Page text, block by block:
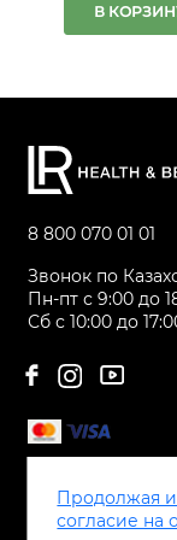
В
Продолжая
согласие на
8 800 070 01 01
Звонок по
Пн-пт с 9:00 до
Сб с 10:00 до
Сервис